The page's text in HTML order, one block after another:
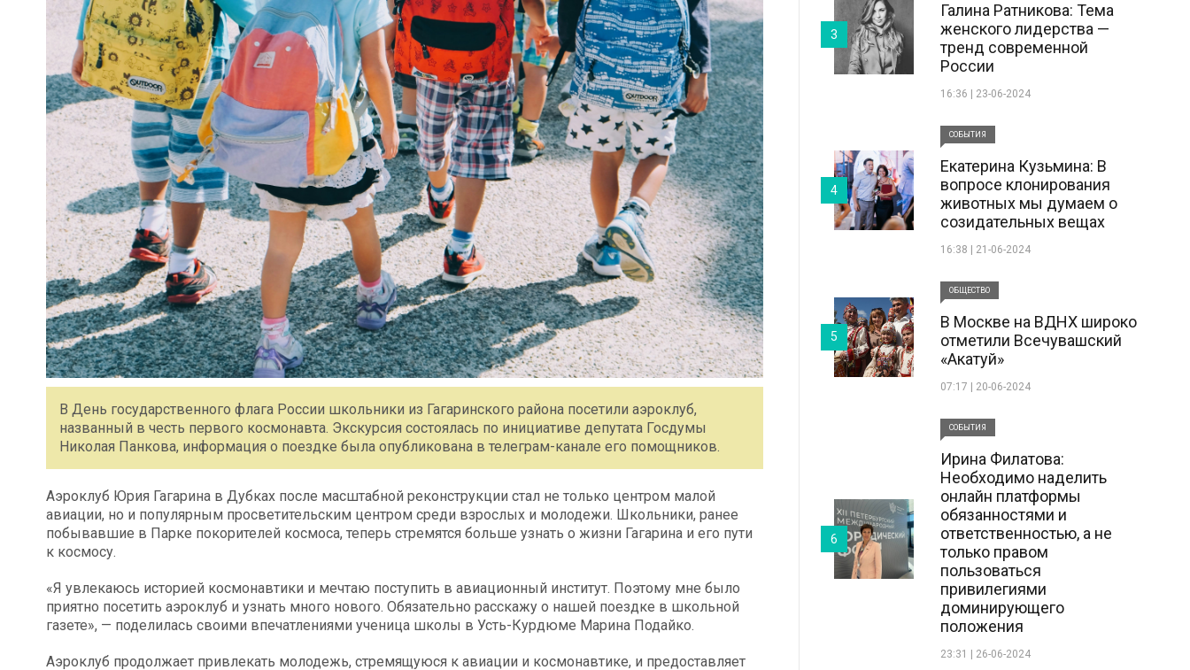
В День государственного флага России школьники из Гагаринского района посетили аэроклуб,
названный в честь первого космонавта. Экскурсия состоялась по инициативе депутата Госдумы
Николая Панкова, информация о поездке была опубликована в телеграм-канале его помощников.
Аэроклуб Юрия Гагарина в Дубках после масштабной реконструкции стал не только центром малой
авиации, но и популярным просветительским центром среди взрослых и молодежи. Школьники, ранее
побывавшие в Парке покорителей космоса, теперь стремятся больше узнать о жизни Гагарина и его пути
к космосу.
«Я увлекаюсь историей космонавтики и мечтаю поступить в авиационный институт. Поэтому мне было
приятно посетить аэроклуб и узнать много нового. Обязательно расскажу о нашей поездке в школьной
газете», — поделилась своими впечатлениями ученица школы в Усть-Курдюме Марина Подайко.
Аэроклуб продолжает привлекать молодежь, стремящуюся к авиации и космонавтике, и предоставляет
Галина Ратникова: Тема
женского лидерства —
тренд современной
России
16:36 | 23-06-2024
3
СОБЫТИЯ
Екатерина Кузьмина: В
вопросе клонирования
животных мы думаем о
созидательных вещах
16:38 | 21-06-2024
4
ОБЩЕСТВО
В Москве на ВДНХ широко
отметили Всечувашский
«Акатуй»
07:17 | 20-06-2024
5
СОБЫТИЯ
Ирина Филатова:
Необходимо наделить
онлайн платформы
обязанностями и
ответственностью, а не
только правом
пользоваться
привилегиями
доминирующего
положения
23:31 | 26-06-2024
6